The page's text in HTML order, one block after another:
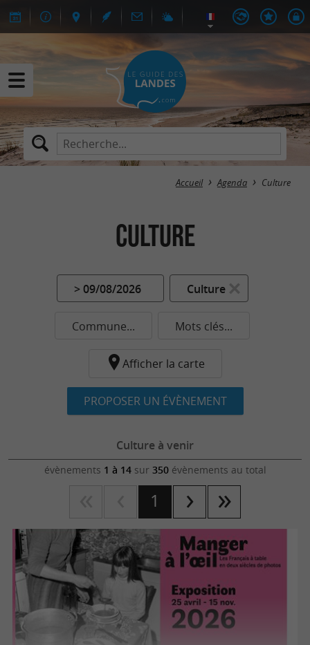
Accueil Agenda Culture
Culture
> 09/08/2026 Culture
Commune... Mots clés...
Afficher la carte
PROPOSER UN ÉVÈNEMENT
Culture à venir
évènements 1 à 14sur 350évènements au total
1